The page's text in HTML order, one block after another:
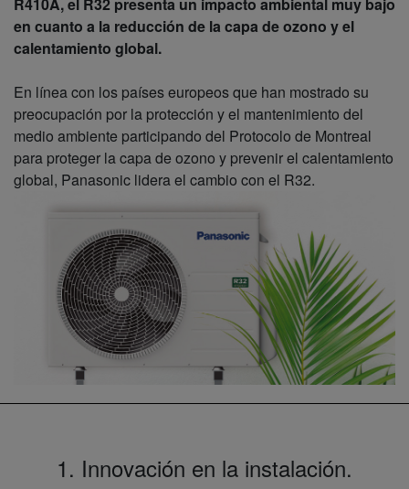
en cuanto a la reducción de la capa de ozono y el
calentamiento global.
En línea con los países europeos que han mostrado su
preocupación por la protección y el mantenimiento del
medio ambiente participando del Protocolo de Montreal
para proteger la capa de ozono y prevenir el calentamiento
global, Panasonic lidera el cambio con el R32.
1. Innovación en la instalación.